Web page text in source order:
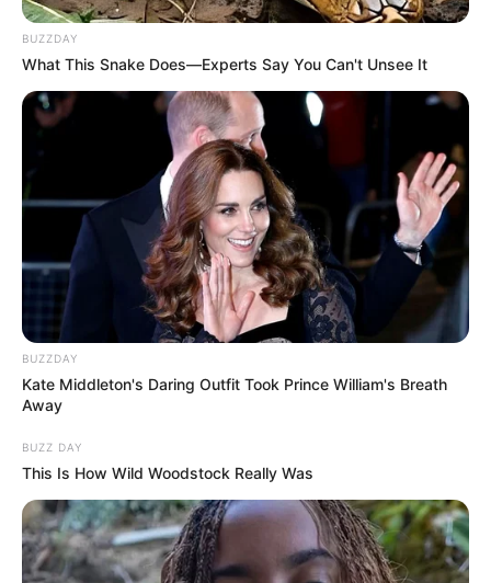
BUZZDAY
What This Snake Does—Experts Say You Can't Unsee It
BUZZDAY
Kate Middleton's Daring Outfit Took Prince William's Breath
Away
BUZZ DAY
This Is How Wild Woodstock Really Was